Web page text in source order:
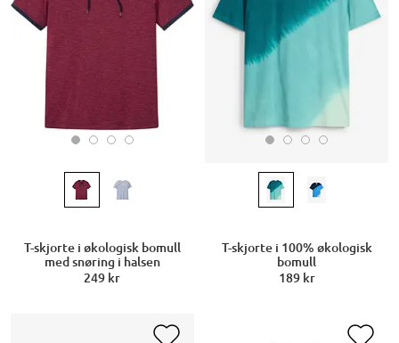
T-skjorte i økologisk bomull
med snøring i halsen
249 kr
T-skjorte i 100% økologisk
bomull
189 kr